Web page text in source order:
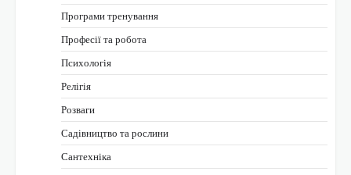
Програми тренування
Професії та робота
Психологія
Релігія
Розваги
Садівництво та рослини
Сантехніка